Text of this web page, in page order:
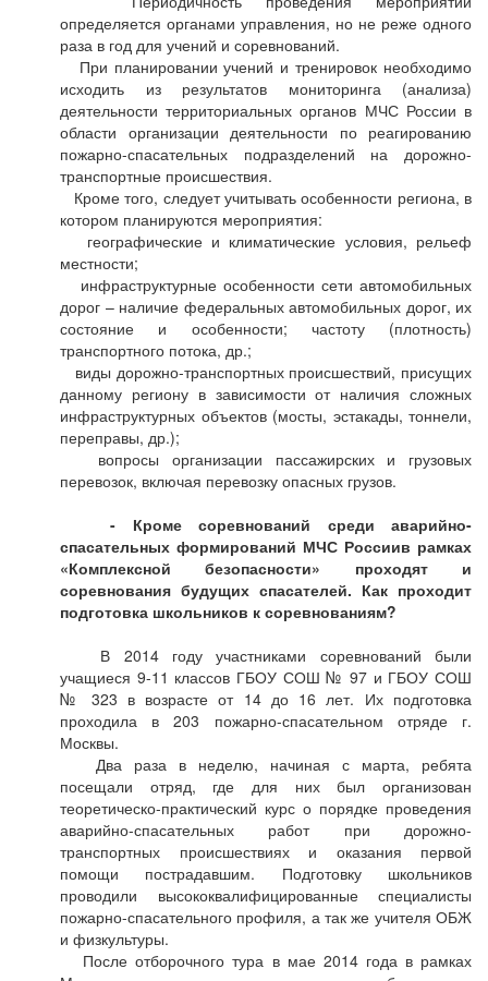
определяется органами управления, но не реже одного
раза в год для учений и соревнований.
При планировании учений и тренировок необходимо
исходить из результатов мониторинга (анализа)
деятельности территориальных органов МЧС России в
области организации деятельности по реагированию
пожарно-спасательных подразделений на дорожно-
транспортные происшествия.
Кроме того, следует учитывать особенности региона, в
котором планируются мероприятия:
географические и климатические условия, рельеф
местности;
инфраструктурные особенности сети автомобильных
дорог – наличие федеральных автомобильных дорог, их
состояние и особенности; частоту (плотность)
транспортного потока, др.;
виды дорожно-транспортных происшествий, присущих
данному региону в зависимости от наличия сложных
инфраструктурных объектов (мосты, эстакады, тоннели,
переправы, др.);
вопросы организации пассажирских и грузовых
перевозок, включая перевозку опасных грузов.
- Кроме соревнований среди аварийно-
спасательных формирований МЧС Россиив рамках
«Комплексной безопасности» проходят и
соревнования будущих спасателей. Как проходит
подготовка школьников к соревнованиям?
В 2014 году участниками соревнований были
учащиеся 9-11 классов ГБОУ СОШ № 97 и ГБОУ СОШ
№ 323 в возрасте от 14 до 16 лет. Их подготовка
проходила в 203 пожарно-спасательном отряде г.
Москвы.
Два раза в неделю, начиная с марта, ребята
посещали отряд, где для них был организован
теоретическо-практический курс о порядке проведения
аварийно-спасательных работ при дорожно-
транспортных происшествиях и оказания первой
помощи пострадавшим. Подготовку школьников
проводили высококвалифицированные специалисты
пожарно-спасательного профиля, а так же учителя ОБЖ
и физкультуры.
После отборочного тура в мае 2014 года в рамках